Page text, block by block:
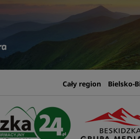
Cały region Bielsko-